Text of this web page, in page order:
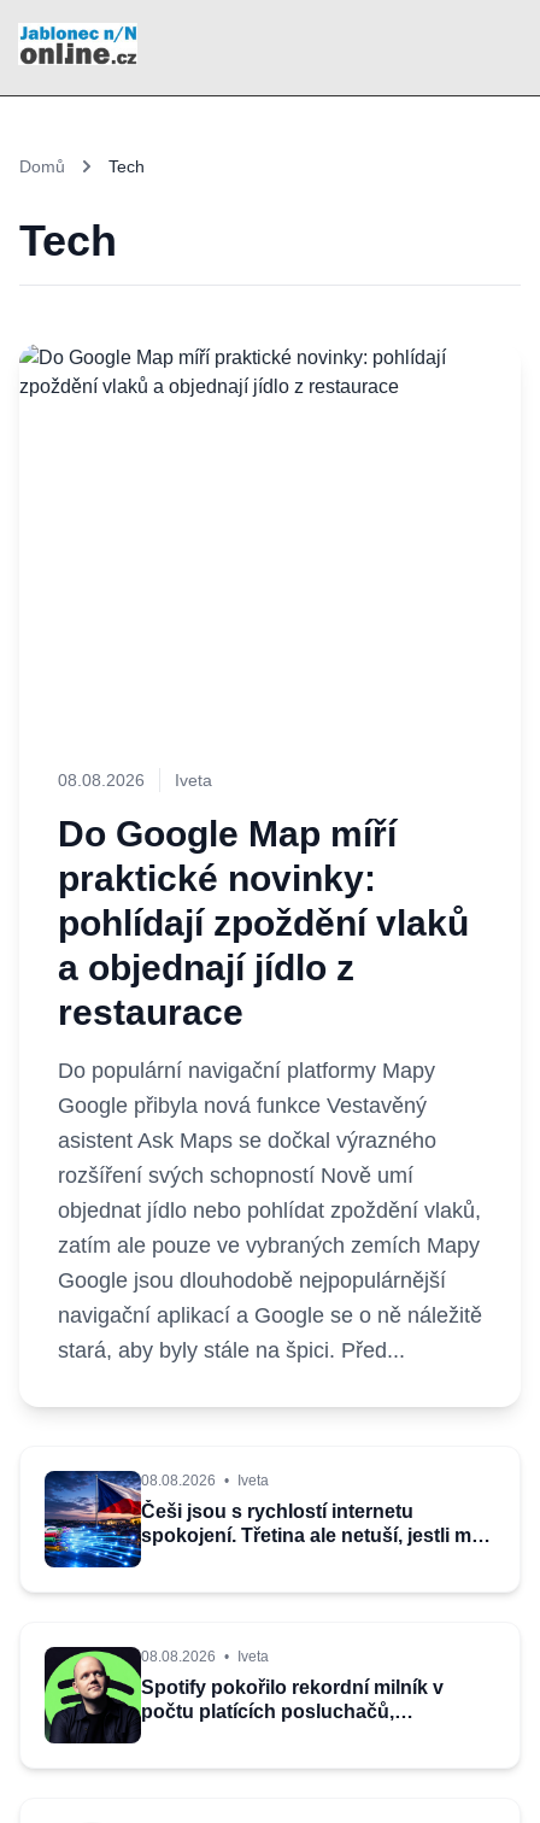
Domů Tech
Tech
08.08.2026 Iveta
Do Google Map míří
praktické novinky:
pohlídají zpoždění vlaků
a objednají jídlo z
restaurace
Do populární navigační platformy Mapy
Google přibyla nová funkce Vestavěný
asistent Ask Maps se dočkal výrazného
rozšíření svých schopností Nově umí
objednat jídlo nebo pohlídat zpoždění vlaků,
zatím ale pouze ve vybraných zemích Mapy
Google jsou dlouhodobě nejpopulárnější
navigační aplikací a Google se o ně náležitě
stará, aby byly stále na špici. Před...
08.08.2026 • Iveta
Češi jsou s rychlostí internetu
spokojení. Třetina ale netuší, jestli má
08.08.2026 • Iveta
Spotify pokořilo rekordní milník v
počtu platících posluchačů,